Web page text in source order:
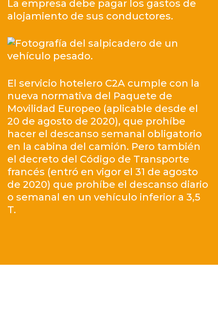
La empresa debe pagar los gastos de
alojamiento de sus conductores.
El servicio hotelero C2A cumple con la
nueva normativa del Paquete de
Movilidad Europeo (aplicable desde el
20 de agosto de 2020), que prohíbe
hacer el descanso semanal obligatorio
en la cabina del camión. Pero también
el decreto del Código de Transporte
francés (entró en vigor el 31 de agosto
de 2020) que prohíbe el descanso diario
o semanal en un vehículo inferior a 3,5
T.